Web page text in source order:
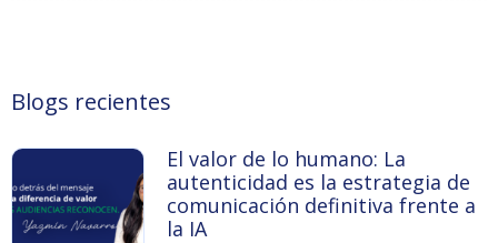
Blogs recientes
El valor de lo humano: La
autenticidad es la estrategia de
comunicación definitiva frente a
la IA